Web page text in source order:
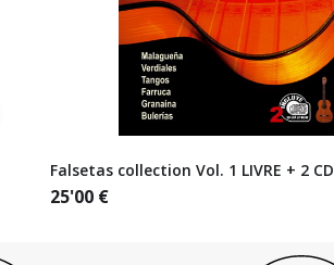
Falsetas collection Vol. 1 LIVRE + 2 CD
25'00 €